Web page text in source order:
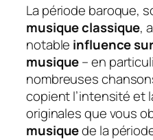
La période baroque,
musique classique,
notable influence sur
musique– en
nombreuses
copient l’intensité et
originales que vous
musiquede la